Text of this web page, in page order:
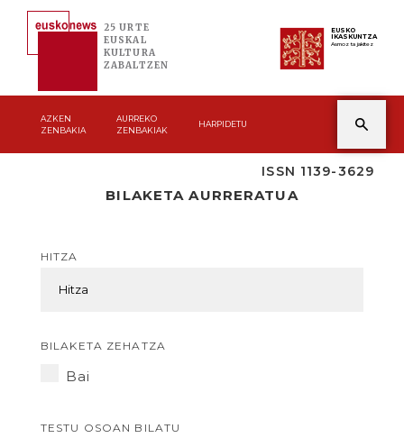
25 URTE
EUSKAL
KULTURA
ZABALTZEN
EUSKO
IKASKUNTZA
Asmoz ta jakitez
AZKEN
ZENBAKIA
AURREKO
ZENBAKIAK
HARPIDETU
ISSN 1139-3629
BILAKETA AURRERATUA
HITZA
BILAKETA ZEHATZA
Bai
TESTU OSOAN BILATU